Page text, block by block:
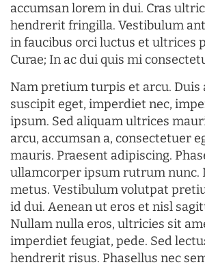
accumsan lorem in dui. Cras
hendrerit fringilla. Vestibulum
in faucibus orci luctus et ultrices
Curae; In ac dui quis mi
Nam pretium turpis et arcu. Duis
suscipit eget, imperdiet nec,
ipsum. Sed aliquam ultrices
arcu, accumsan a, consectetuer
mauris. Praesent adipiscing.
ullamcorper ipsum rutrum nunc.
metus. Vestibulum volutpat
id dui. Aenean ut eros et nisl
Nullam nulla eros, ultricies sit
imperdiet feugiat, pede. Sed
hendrerit risus. Phasellus nec